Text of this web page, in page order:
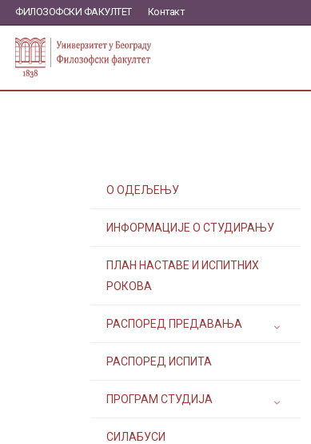
ФИЛОЗОФСКИ ФАКУЛТЕТ Контакт
О ОДЕЉЕЊУ
ИНФОРМАЦИЈЕ О СТУДИРАЊУ
ПЛАН НАСТАВЕ И ИСПИТНИХ
РОКОВА
РАСПОРЕД ПРЕДАВАЊА
РАСПОРЕД ИСПИТА
ПРОГРАМ СТУДИЈА
СИЛАБУСИ